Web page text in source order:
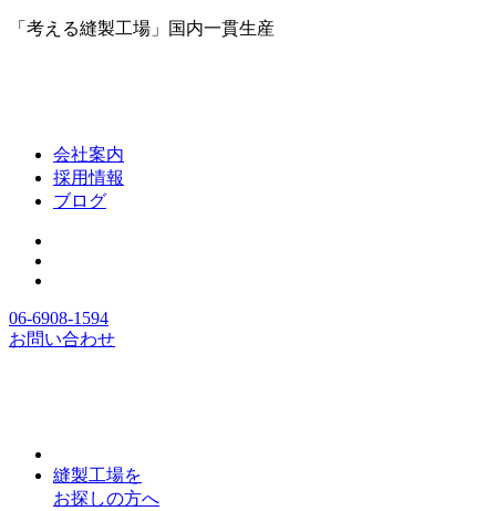
「考える縫製工場」国内一貫生産
会社案内
採用情報
ブログ
06-6908-1594
お問い合わせ
縫製工場を
お探しの方へ